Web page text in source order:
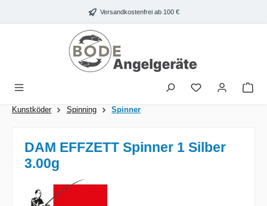
Zum Hauptinhalt springen Versandkostenfrei ab 100 €
Kunstköder Spinning Spinner
DAM EFFZETT Spinner 1 Silber
3.00g